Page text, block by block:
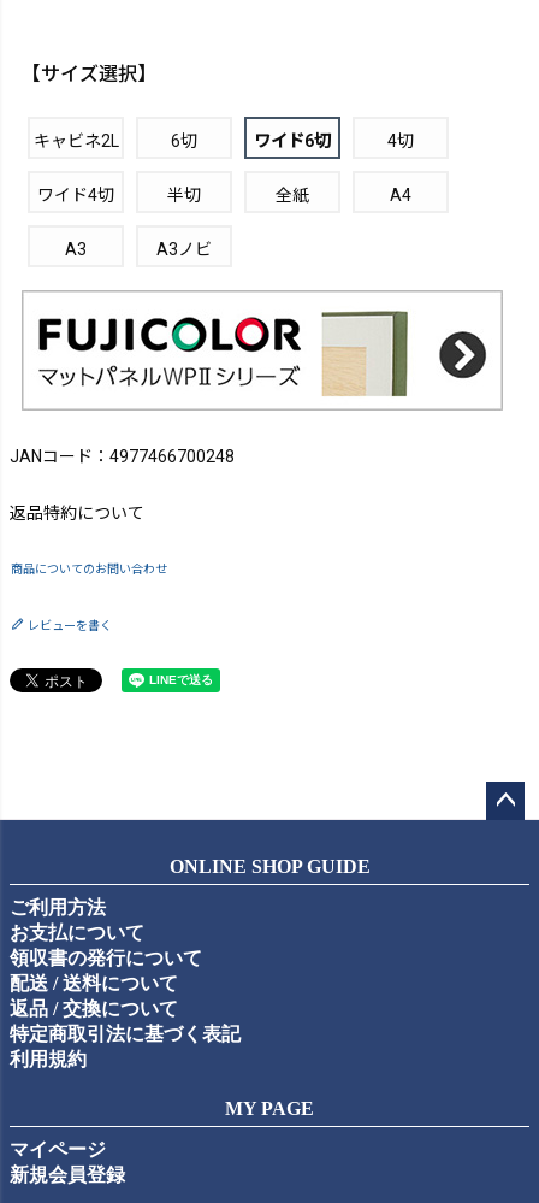
【サイズ選択】
キャビネ2L 6切 ワイド6切 4切
ワイド4切 半切 全紙 A4
A3 A3ノビ
JANコード：4977466700248
返品特約について
商品についてのお問い合わせ
レビューを書く
ップ
ONLINE SHOP GUIDE
ご利用方法
お支払について
領収書の発行について
配送 / 送料について
返品 / 交換について
特定商取引法に基づく表記
利用規約
MY PAGE
マイページ
新規会員登録